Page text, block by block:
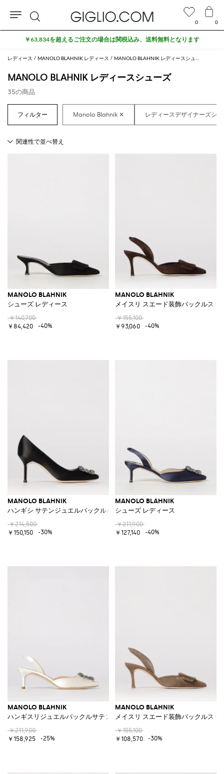
レディース MANOLO BLAHNIK レディース
MANOLO BLAHNIK レディースシューズ
35の商品
MANOLO BLAHNIK
シューズ レディース
￥140,700
￥84,420
-40%
MANOLO BLAHNIK
メイスリ スエード装飾バックルスリ
￥155,100
￥93,060
-40%
MANOLO BLAHNIK
ハンギシ サテンジュエルバックルパンプス
￥214,500
￥150,150
-30%
MANOLO BLAHNIK
シューズ レディース
￥211,900
￥127,140
-40%
MANOLO BLAHNIK
ハンギスリジュエルバックルサテンスリングバック
￥211,900
￥158,925
-25%
MANOLO BLAHNIK
メイスリ スエード装飾バックルスリ
￥155,100
￥108,570
-30%
0 0
検
索
￥63,834を超えるご注文の場合は関税込み、送料無料となります